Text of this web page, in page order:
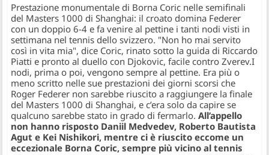
Prestazione monumentale di Borna Coric nelle semifinali
del Masters 1000 di Shanghai: il croato domina Federer
con un doppio 6-4 e fa venire al pettine i tanti nodi visti in
settimana nel tennis dello svizzero. "Non ho mai servito
così in vita mia", dice Coric, rinato sotto la guida di Riccardo
Piatti e pronto al duello con Djokovic, facile contro Zverev.I
nodi, prima o poi, vengono sempre al pettine. Era più o
meno scritto nelle sue prestazioni dei giorni scorsi che
Roger Federer non sarebbe riuscito a raggiungere la finale
del Masters 1000 di Shanghai, e c’era solo da capire se
qualcuno sarebbe stato in grado di fermarlo.All’appello
non hanno risposto Daniil Medvedev, Roberto Bautista
Agut e Kei Nishikori, mentre ci è riuscito eccome un
eccezionale Borna Coric, sempre più vicino al tennis